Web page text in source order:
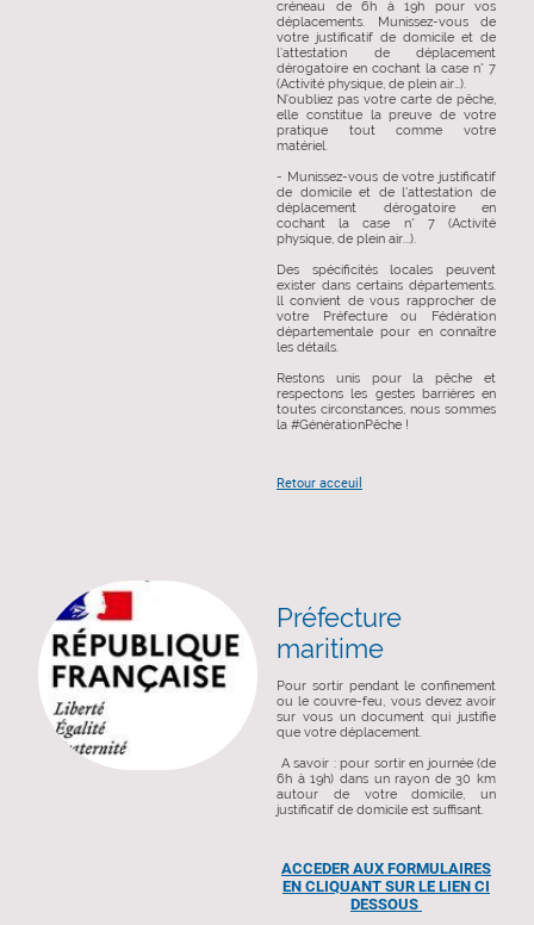
créneau de 6h à 19h pour vos
déplacements. Munissez-vous de
votre justificatif de domicile et de
l’attestation de déplacement
dérogatoire en cochant la case n° 7
(Activité physique, de plein air…).
N’oubliez pas votre carte de pêche,
elle constitue la preuve de votre
pratique tout comme votre
matériel.
- Munissez-vous de votre justificatif
de domicile et de l'attestation de
déplacement dérogatoire en
cochant la case n° 7 (Activité
physique, de plein air...).
Des spécificités locales peuvent
exister dans certains départements.
ll convient de vous rapprocher de
votre Préfecture ou Fédération
départementale pour en connaître
les détails.
Restons unis pour la pêche et
respectons les gestes barrières en
toutes circonstances, nous sommes
la #GénérationPêche !
Retour acceuil
Préfecture
maritime
Pour sortir pendant le confinement
ou le couvre-feu, vous devez avoir
sur vous un document qui justifie
que votre déplacement.
A savoir : pour sortir en journée (de
6h à 19h) dans un rayon de 30 km
autour de votre domicile, un
justificatif de domicile est suffisant.
ACCEDER AUX FORMULAIRES
EN CLIQUANT SUR LE LIEN CI
DESSOUS